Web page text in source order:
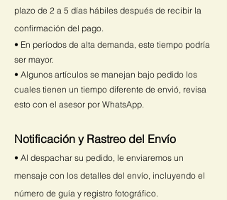
plazo de 2 a 5 días hábiles después de recibir la
confirmación del pago.
• En períodos de alta demanda, este tiempo podría
ser mayor.
• Algunos artículos se manejan bajo pedido los
cuales tienen un tiempo diferente de envió, revisa
esto con el asesor por WhatsApp.
Notificación y Rastreo del Envío
• Al despachar su pedido, le enviaremos un
mensaje con los detalles del envío, incluyendo el
número de guía y registro fotográfico.